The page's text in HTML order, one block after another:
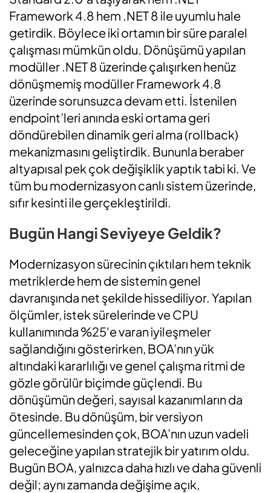
Framework 4.8 hem .NET 8 ile uyumlu hale
getirdik. Böylece iki ortamın bir süre paralel
çalışması mümkün oldu. Dönüşümü yapılan
modüller .NET 8 üzerinde çalışırken henüz
dönüşmemiş modüller Framework 4.8
üzerinde sorunsuzca devam etti. İstenilen
endpoint’leri anında eski ortama geri
döndürebilen dinamik geri alma (rollback)
mekanizmasını geliştirdik. Bununla beraber
altyapısal pek çok değişiklik yaptık tabi ki. Ve
tüm bu modernizasyon canlı sistem üzerinde,
sıfır kesinti ile gerçekleştirildi.
Bugün Hangi Seviyeye Geldik?
Modernizasyon sürecinin çıktıları hem teknik
metriklerde hem de sistemin genel
davranışında net şekilde hissediliyor. Yapılan
ölçümler, istek sürelerinde ve CPU
kullanımında %25'e varan iyileşmeler
sağlandığını gösterirken, BOA’nın yük
altındaki kararlılığı ve genel çalışma ritmi de
gözle görülür biçimde güçlendi. Bu
dönüşümün değeri, sayısal kazanımların da
ötesinde. Bu dönüşüm, bir versiyon
güncellemesinden çok, BOA’nın uzun vadeli
geleceğine yapılan stratejik bir yatırım oldu.
Bugün BOA, yalnızca daha hızlı ve daha güvenli
değil; aynı zamanda değişime açık,